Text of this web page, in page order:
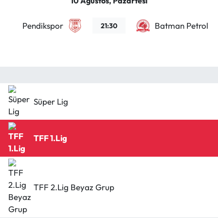
Pendikspor 21:30 Batman
Süper Lig
TFF 1.Lig
TFF 2.Lig Beyaz Grup